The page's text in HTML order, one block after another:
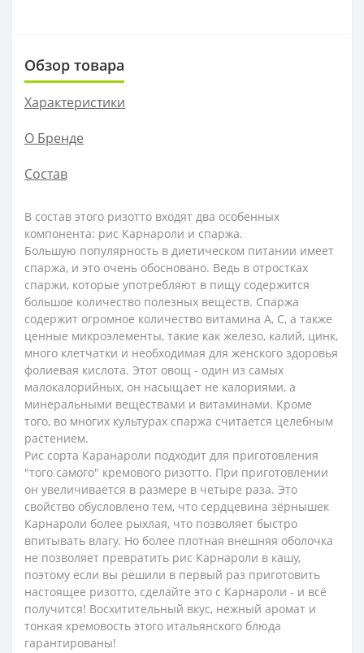
Обзор товара
Характеристики
О Бренде
Состав
В состав этого ризотто входят два особенных
компонента: рис Карнароли и спаржа.
Большую популярность в диетическом питании имеет
спаржа, и это очень обосновано. Ведь в отростках
спаржи, которые употребляют в пищу содержится
большое количество полезных веществ. Спаржа
содержит огромное количество витамина А, С, а также
ценные микроэлементы, такие как железо, калий, цинк,
много клетчатки и необходимая для женского здоровья
фолиевая кислота. Этот овощ - один из самых
малокалорийных, он насыщает не калориями, а
минеральными веществами и витаминами. Кроме
того, во многих культурах спаржа считается целебным
растением.
Рис сорта Каранароли подходит для приготовления
"того самого" кремового ризотто. При приготовлении
он увеличивается в размере в четыре раза. Это
свойство обусловлено тем, что сердцевина зёрнышек
Карнароли более рыхлая, что позволяет быстро
впитывать влагу. Но более плотная внешняя оболочка
не позволяет превратить рис Карнароли в кашу,
поэтому если вы решили в первый раз приготовить
настоящее ризотто, сделайте это с Карнароли - и всё
получится! Восхитительный вкус, нежный аромат и
тонкая кремовость этого итальянского блюда
гарантированы!